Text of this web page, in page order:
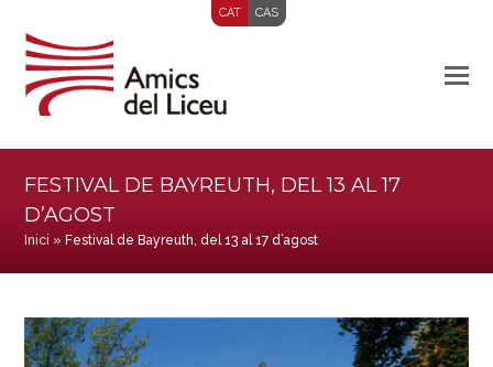
CAT CAS
FESTIVAL DE BAYREUTH, DEL 13 AL 17
D’AGOST
Inici » Festival de Bayreuth, del 13 al 17 d’agost